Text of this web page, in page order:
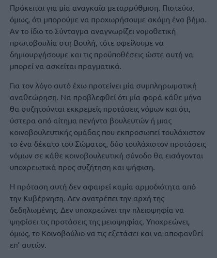
Πρόκειται για μία αναγκαία μεταρρύθμιση. Πιστεύω,
όμως, ότι μπορούμε να προχωρήσουμε ακόμη ένα βήμα.
Αν το ίδιο το Σύνταγμα αναγνωρίζει νομοθετική
πρωτοβουλία στη Βουλή, τότε οφείλουμε να
δημιουργήσουμε και τις προϋποθέσεις ώστε αυτή να
μπορεί να ασκείται πραγματικά.
Για τον λόγο αυτό έχω προτείνει μία συμπληρωματική
αναθεώρηση. Να προβλεφθεί ότι μία φορά κάθε μήνα
θα συζητούνται εκκρεμείς προτάσεις νόμων και ότι,
ύστερα από αίτημα πενήντα βουλευτών ή μιας
κοινοβουλευτικής ομάδας που εκπροσωπεί τουλάχιστον
το ένα δέκατο του Σώματος, δύο τουλάχιστον προτάσεις
νόμων σε κάθε κοινοβουλευτική σύνοδο θα εισάγονται
υποχρεωτικά προς συζήτηση και ψήφιση.
Η πρόταση αυτή δεν αφαιρεί καμία αρμοδιότητα από
την Κυβέρνηση. Δεν ανατρέπει την αρχή της
δεδηλωμένης. Δεν υποχρεώνει την πλειοψηφία να
ψηφίσει τις προτάσεις της μειοψηφίας. Υποχρεώνει,
όμως, το Κοινοβούλιο να τις εξετάσει και να αποφανθεί
επ’ αυτών.